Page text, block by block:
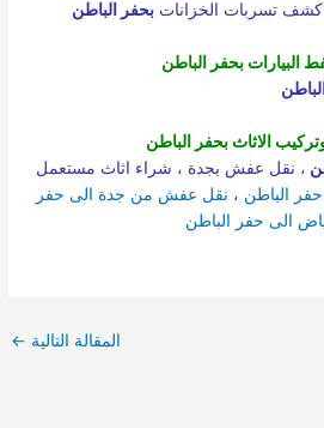
كشف تسربات الخزاناتبحفر الباطن
بحفر الباطن
الاثاث بحفر الباطن
، نقل عفش بجدة ، شراء اثاث مستعمل
الباطن ، نقل عفش من جدة الى حفر
الى حفر الباطن
المقالة التالية ←